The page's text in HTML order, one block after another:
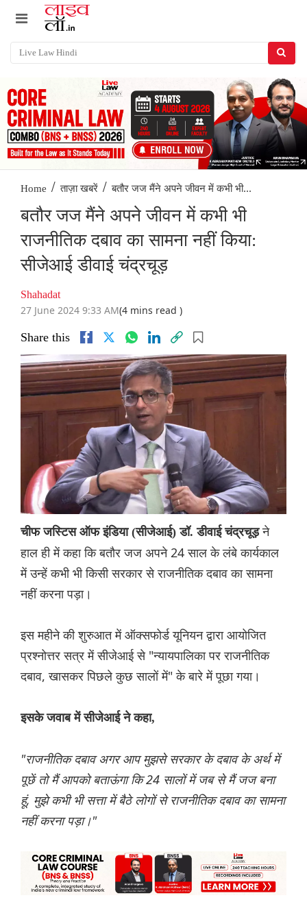
Home / ताज़ा खबरें / बतौर जज मैंने अपने जीवन में कभी भी...
बतौर जज मैंने अपने जीवन में कभी भी
राजनीतिक दबाव का सामना नहीं किया:
सीजेआई डीवाई चंद्रचूड़
Shahadat
27 June 2024 9:33 AM(4 mins read )
Share this
चीफ जस्टिस ऑफ इंडिया (सीजेआई) डॉ. डीवाई चंद्रचूड़ने
हाल ही में कहा कि बतौर जज अपने 24 साल के लंबे कार्यकाल
में उन्हें कभी भी किसी सरकार से राजनीतिक दबाव का सामना
नहीं करना पड़ा।
इस महीने की शुरुआत में ऑक्सफोर्ड यूनियन द्वारा आयोजित
प्रश्नोत्तर सत्र में सीजेआई से "न्यायपालिका पर राजनीतिक
दबाव, खासकर पिछले कुछ सालों में" के बारे में पूछा गया।
इसके जवाब में सीजेआई ने कहा,
"राजनीतिक दबाव अगर आप मुझसे सरकार के दबाव के अर्थ में
पूछें तो मैं आपको बताऊंगा कि 24 सालों में जब से मैं जज बना
हूं, मुझे कभी भी सत्ता में बैठे लोगों से राजनीतिक दबाव का सामना
नहीं करना पड़ा।"